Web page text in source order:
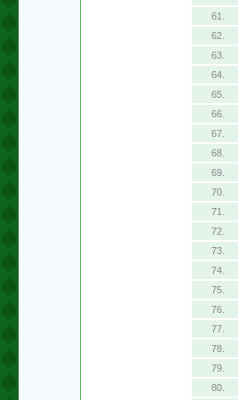
61.
62.
63.
64.
65.
66.
67.
68.
69.
70.
71.
72.
73.
74.
75.
76.
77.
78.
79.
80.